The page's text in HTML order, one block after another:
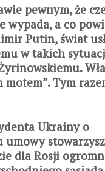
pewnym, że
wypada, a co
Putin, świat
w takich
motem”. Tym
Ukrainy o
dla Rosji